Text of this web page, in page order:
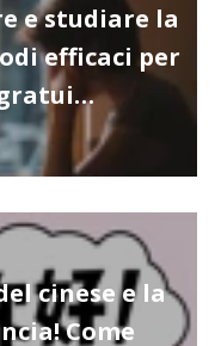
e studiare la
efficaci per
cinese e la
Come